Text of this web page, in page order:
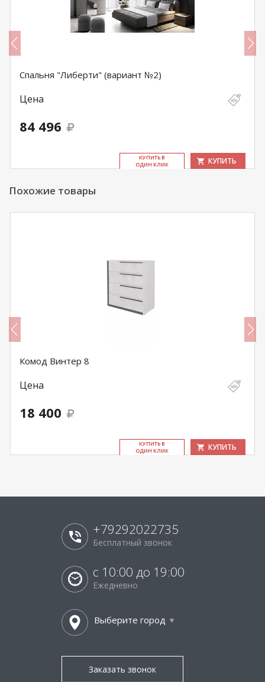
Спальня "Либерти" (вариант №2)
Цена
84 496
КУ­ПИТЬ В
ОДИН КЛИК
КУПИТЬ
Похожие товары
Комод Винтер 8
Цена
18 400
КУ­ПИТЬ В
ОДИН КЛИК
КУПИТЬ
+79292022735
Бесплатный звонок
с 10:00 до 19:00
Ежедневно
Выберите город
Заказать звонок